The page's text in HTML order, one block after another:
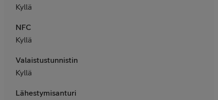
Kyllä
NFC
Kyllä
Valaistustunnistin
Kyllä
Lähestymisanturi